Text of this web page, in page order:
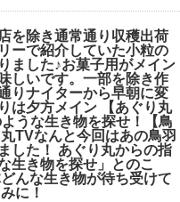
を除き通常通り収穫出荷
ーで紹介していた小粒の
ました♪お菓子用がメイン
しいです。一部を除き作
りナイターから早朝に変
は夕方メイン 【あぐり丸
うな生き物を探せ！【鳥
TVなんと今回はあの鳥羽
した！ あぐり丸からの指
生き物を探せ」とのこ
んな生き物が待ち受けて
に！